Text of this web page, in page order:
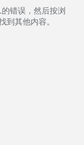
错误，然后按浏
其他内容。